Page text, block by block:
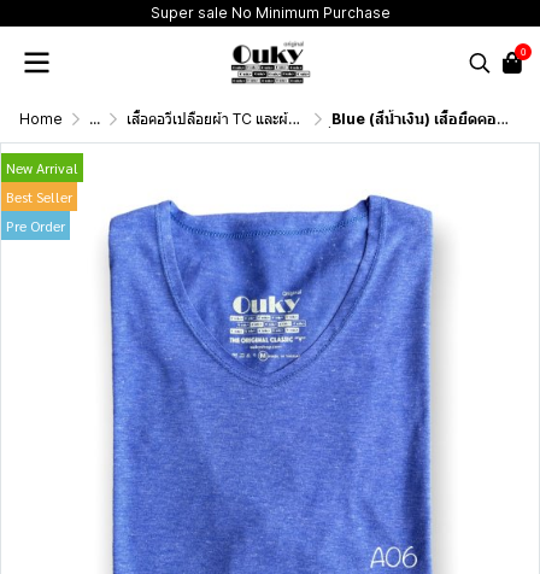
Super sale No Minimum Purchase
0
Home ... เสื้อคอวีเปลือยผ้า TC และผ้าสลาฟบางเบาพิเศษ (T-Shirt Classic "V" Neck Very thin and Extra thin) ฺBlue (สีน้ำเงิน) เสื้อยืดคอวีเปลือย ดีไซน์สวย เนื้อผ้าบางเบา เนื้อผ้านุ่มสวมใส่สบาย ระบายอากาศดี ไม่ร้อนอบอ้าว
New Arrival
Best Seller
Pre Order